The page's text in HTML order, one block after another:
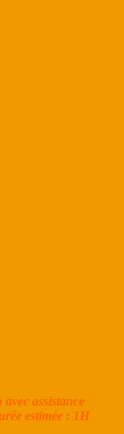
assistance
estimée : 1H